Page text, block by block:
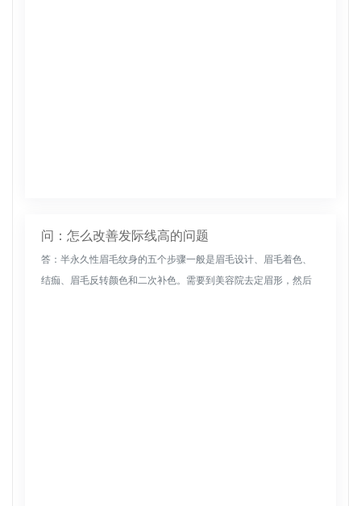
问：怎么改善发际线高的问题
答：半永久性眉毛纹身的五个步骤一般是眉毛设计、眉毛着色、
结痂、眉毛反转颜色和二次补色。需要到美容院去定眉形，然后